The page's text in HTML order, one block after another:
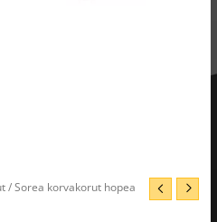
/ Sorea korvakorut hopea